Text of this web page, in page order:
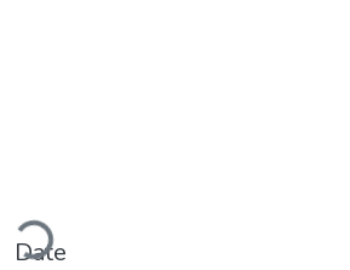
Loading...
Date